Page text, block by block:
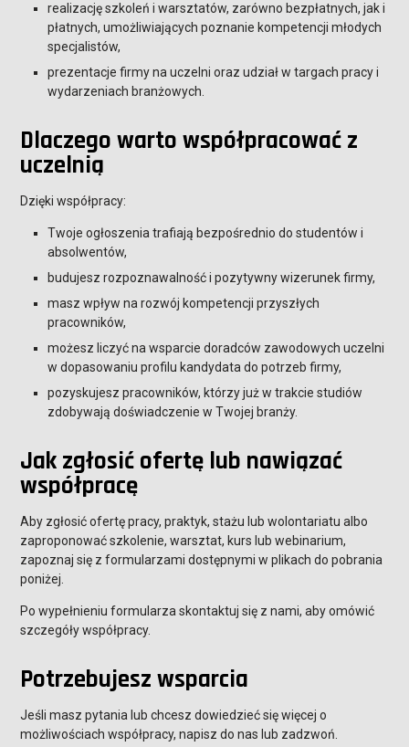
realizację szkoleń i warsztatów, zarówno bezpłatnych, jak i
płatnych, umożliwiających poznanie kompetencji młodych
specjalistów,
prezentacje firmy na uczelni oraz udział w targach pracy i
wydarzeniach branżowych.
Dlaczego warto współpracować z
uczelnią
Dzięki współpracy:
Twoje ogłoszenia trafiają bezpośrednio do studentów i
absolwentów,
budujesz rozpoznawalność i pozytywny wizerunek firmy,
masz wpływ na rozwój kompetencji przyszłych
pracowników,
możesz liczyć na wsparcie doradców zawodowych uczelni
w dopasowaniu profilu kandydata do potrzeb firmy,
pozyskujesz pracowników, którzy już w trakcie studiów
zdobywają doświadczenie w Twojej branży.
Jak zgłosić ofertę lub nawiązać
współpracę
Aby zgłosić ofertę pracy, praktyk, stażu lub wolontariatu albo
zaproponować szkolenie, warsztat, kurs lub webinarium,
zapoznaj się z formularzami dostępnymi w plikach do pobrania
poniżej.
Po wypełnieniu formularza skontaktuj się z nami, aby omówić
szczegóły współpracy.
Potrzebujesz wsparcia
Jeśli masz pytania lub chcesz dowiedzieć się więcej o
możliwościach współpracy, napisz do nas lub zadzwoń.